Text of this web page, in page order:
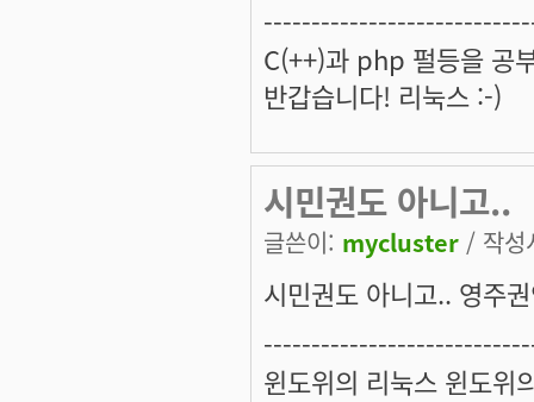
C(++)과 php 펄등을 공
반갑습니다! 리눅스 :-)
시민권도 아니고..
글쓴이: mycluster / 작
시민권도 아니고.. 영주
윈도위의 리눅스 윈도위